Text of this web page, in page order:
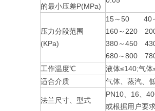
的最小压差P(MPa)
压力分段范围
(KPa)
15～50 40
160～220
380～450
680～800
工作温度℃
液体≤140;气
适合介质
气体、蒸汽、
法兰尺寸、型式
PN10、16、
或根据用户要